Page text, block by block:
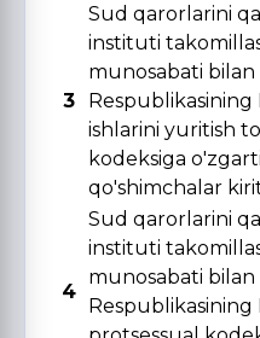
3
Sud qarorlarini
instituti
munosabati
Respublikasining
ishlarini yuritish
kodeksiga
qo'shimchalar
4
Sud qarorlarini
instituti
munosabati
Respublikasining